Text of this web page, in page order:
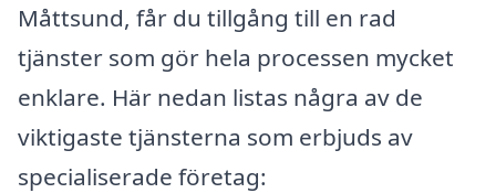
Måttsund, får du tillgång till en rad
tjänster som gör hela processen mycket
enklare. Här nedan listas några av de
viktigaste tjänsterna som erbjuds av
specialiserade företag: